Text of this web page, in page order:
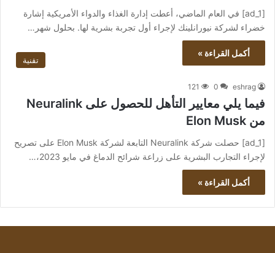
[ad_1] في العام الماضي، أعطت إدارة الغذاء والدواء الأمريكية إشارة
خضراء لشركة نيورانلينك لإجراء أول تجربة بشرية لها. بحلول شهر…
أكمل القراءة »
تقنية
eshrag
0
121
فيما يلي معايير التأهل للحصول على Neuralink
من Elon Musk
[ad_1] حصلت شركة Neuralink التابعة لشركة Elon Musk على تصريح
لإجراء التجارب البشرية على زراعة شرائح الدماغ في مايو 2023،…
أكمل القراءة »